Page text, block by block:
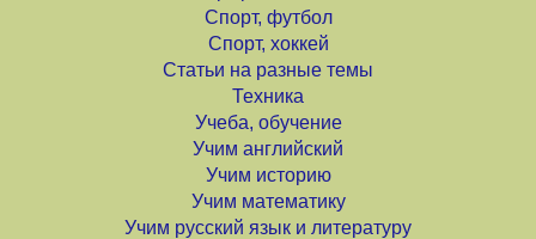
Спорт, футбол
Спорт, хоккей
Статьи на разные темы
Техника
Учеба, обучение
Учим английский
Учим историю
Учим математику
Учим русский язык и литературу